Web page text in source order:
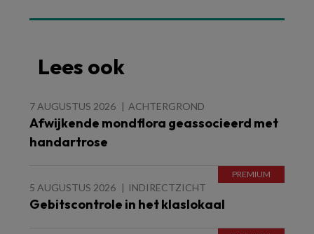
Lees ook
7 AUGUSTUS 2026 ACHTERGROND
Afwijkende mondflora geassocieerd met
handartrose
5 AUGUSTUS 2026 INDIRECTZICHT
Gebitscontrole in het klaslokaal